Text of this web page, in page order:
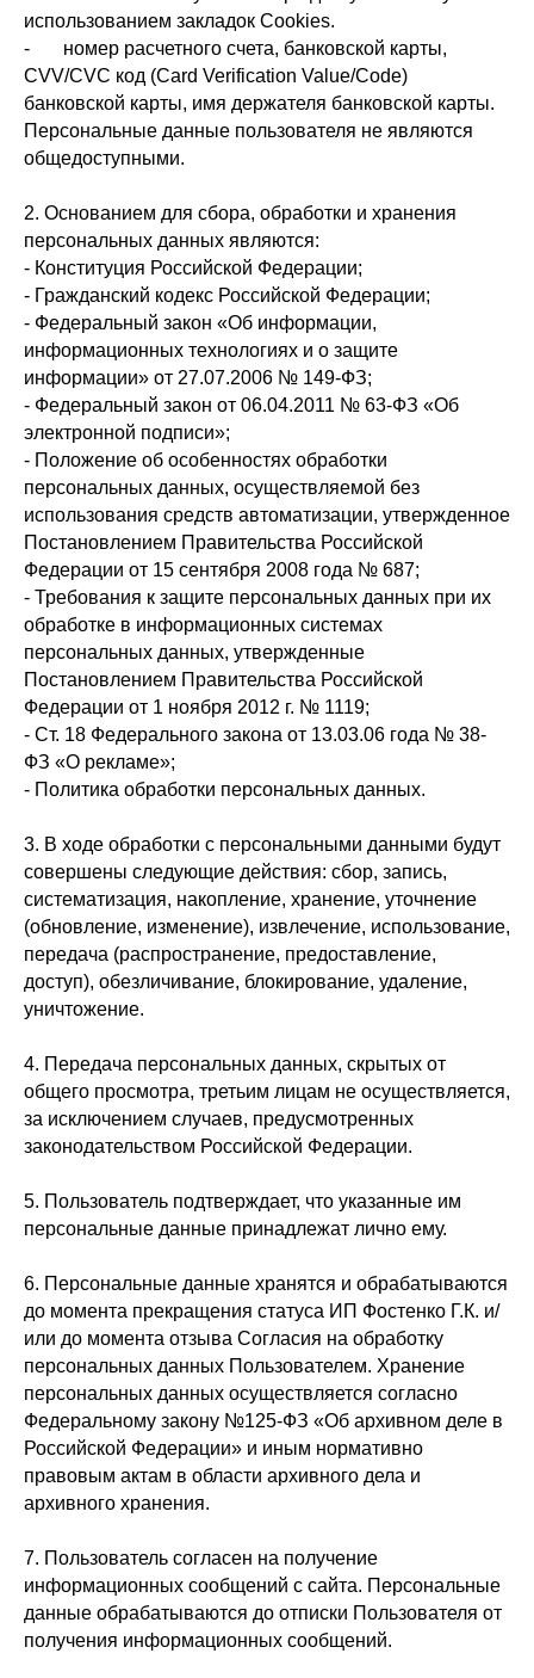
использованием закладок Cookies.
- номер расчетного счета, банковской карты,
CVV/CVC код (Card Verification Value/Code)
банковской карты, имя держателя банковской карты.
Персональные данные пользователя не являются
общедоступными.
2. Основанием для сбора, обработки и хранения
персональных данных являются:
- Конституция Российской Федерации;
- Гражданский кодекс Российской Федерации;
- Федеральный закон «Об информации,
информационных технологиях и о защите
информации» от 27.07.2006 № 149-ФЗ;
- Федеральный закон от 06.04.2011 № 63-ФЗ «Об
электронной подписи»;
- Положение об особенностях обработки
персональных данных, осуществляемой без
использования средств автоматизации, утвержденное
Постановлением Правительства Российской
Федерации от 15 сентября 2008 года № 687;
- Требования к защите персональных данных при их
обработке в информационных системах
персональных данных, утвержденные
Постановлением Правительства Российской
Федерации от 1 ноября 2012 г. № 1119;
- Ст. 18 Федерального закона от 13.03.06 года № 38-
ФЗ «О рекламе»;
- Политика обработки персональных данных.
3. В ходе обработки с персональными данными будут
совершены следующие действия: сбор, запись,
систематизация, накопление, хранение, уточнение
(обновление, изменение), извлечение, использование,
передача (распространение, предоставление,
доступ), обезличивание, блокирование, удаление,
уничтожение.
4. Передача персональных данных, скрытых от
общего просмотра, третьим лицам не осуществляется,
за исключением случаев, предусмотренных
законодательством Российской Федерации.
5. Пользователь подтверждает, что указанные им
персональные данные принадлежат лично ему.
6. Персональные данные хранятся и обрабатываются
до момента прекращения статуса ИП Фостенко Г.К. и/
или до момента отзыва Согласия на обработку
персональных данных Пользователем. Хранение
персональных данных осуществляется согласно
Федеральному закону №125-ФЗ «Об архивном деле в
Российской Федерации» и иным нормативно
правовым актам в области архивного дела и
архивного хранения.
7. Пользователь согласен на получение
информационных сообщений с сайта. Персональные
данные обрабатываются до отписки Пользователя от
получения информационных сообщений.
ИП Фостенко Глеб Константинович ИНН: 503 618 945 276
ОГРНИП: 321 508 100 652 799
Согласие на получение рассылки
Согласие на обработку персональных данных
Политика конфиденциальности
Сведения об образовательной организации
Публичная оферта
Лицензия на образовательную деятельность
* Instagram и Facebook признаны экстремистскими
+7(993)603-93-38
mfg@mafiaprodazh.ru